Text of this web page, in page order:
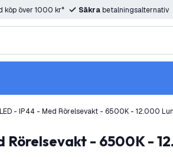
köp över 1000 kr* Säkrabetalningsalternativ
- IP44 - Med Rörelsevakt - 6500K - 12.000